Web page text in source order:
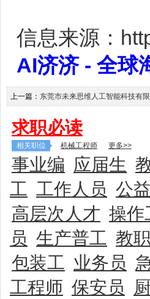
信息来源：
AI济济 - 全球
上一篇： 东莞市未来思维人工智能科技有
求职必读
相关职位 机械工程师 更多>>
事业编 应届生
工 工作人员 公
高层次人才 操作
员 生产普工 教
包装工 业务员
工程师 保安员